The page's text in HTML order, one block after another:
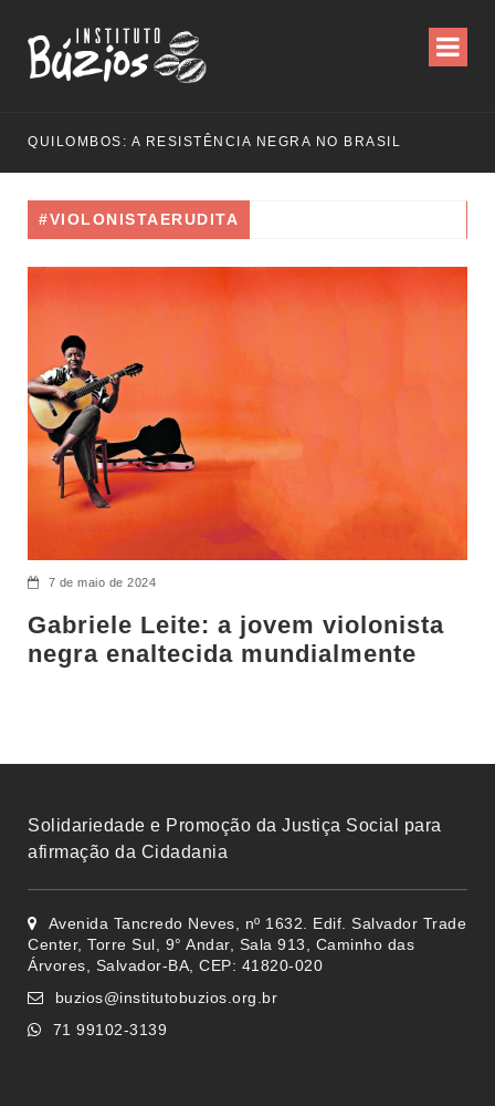
QUILOMBOS: A RESISTÊNCIA NEGRA NO BRASIL
#VIOLONISTAERUDITA
7 de maio de 2024
Gabriele Leite: a jovem violonista
negra enaltecida mundialmente
Solidariedade e Promoção da Justiça Social para
afirmação da Cidadania
Avenida Tancredo Neves, nº 1632. Edif. Salvador Trade
Center, Torre Sul, 9° Andar, Sala 913, Caminho das
Árvores, Salvador-BA, CEP: 41820-020
buzios@institutobuzios.org.br
71 99102-3139